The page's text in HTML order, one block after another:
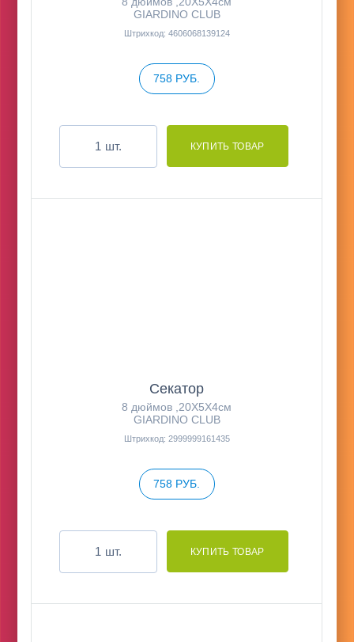
GIARDINO CLUB
Штрихкод: 4606068139124
758 РУБ.
шт.
Секатор
8 дюймов ,20Х5Х4см
GIARDINO CLUB
Штрихкод: 2999999161435
758 РУБ.
шт.